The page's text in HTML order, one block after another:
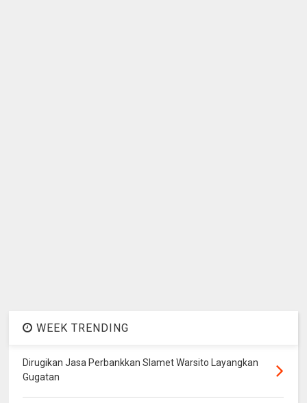
WEEK TRENDING
Dirugikan Jasa Perbankkan Slamet Warsito Layangkan
Gugatan